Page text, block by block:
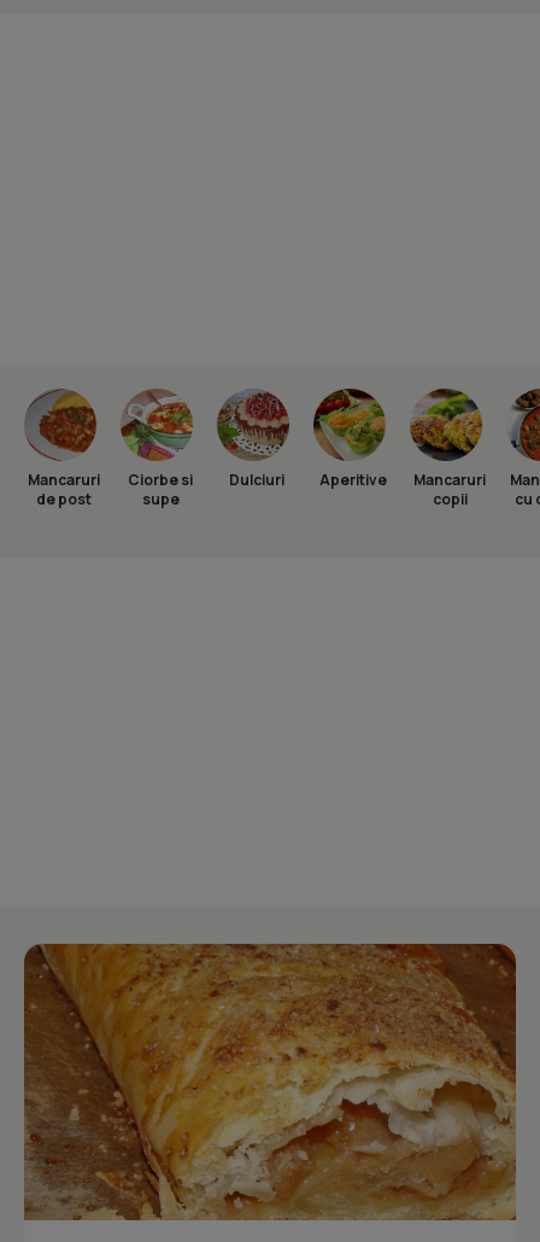
Mancaruri
de post
Ciorbe si
supe
Dulciuri Aperitive
Mancaruri
copii
cu